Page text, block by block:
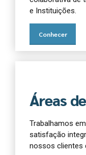
e Instituições.
Conhecer
Áreas
Trabalhamos
satisfação
nossos clientes